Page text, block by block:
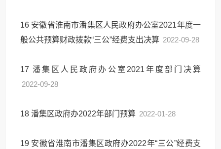
16 安徽省淮南市潘集区人民政府办公室2021年度一
般公共预算财政拨款“三公”经费支出决算 2022-09-28
17 潘集区人民政府办公室2021年度部门决算
2022-09-28
18 潘集区政府办2022年部门预算 2022-01-28
19 安徽省淮南市潘集区政府办2022年“三公”经费支